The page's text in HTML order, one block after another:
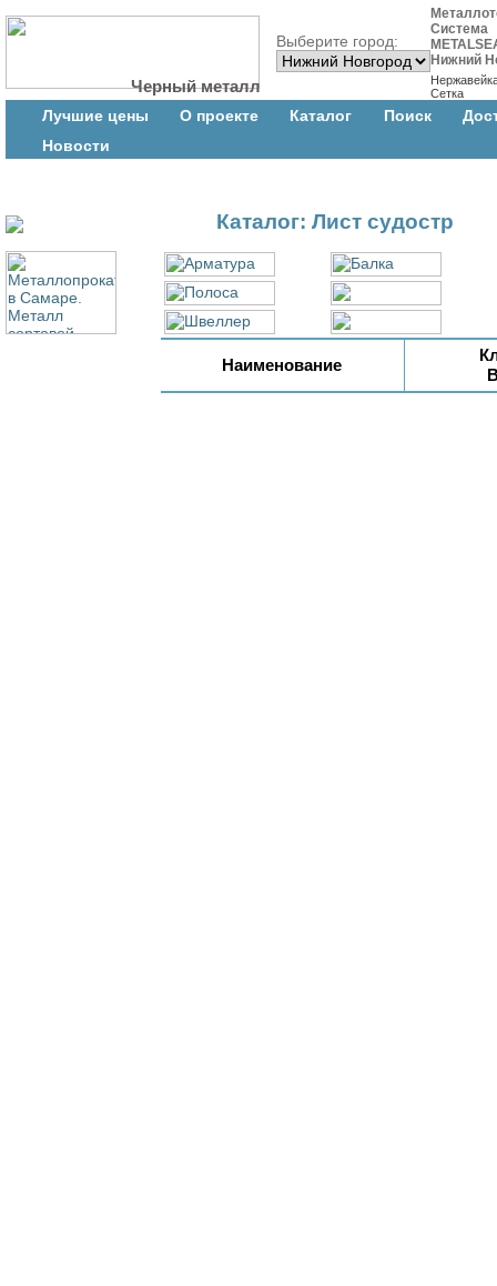
Черный металл
Выберите город:
Система
Нижний
Сетка
Лучшие цены О проекте Каталог Поиск
Новости
Каталог: Лист судостр
Наименование